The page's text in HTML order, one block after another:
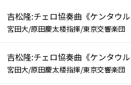
宮田大/原田慶太楼指揮/東京交響楽団
宮田大/原田慶太楼指揮/東京交響楽団